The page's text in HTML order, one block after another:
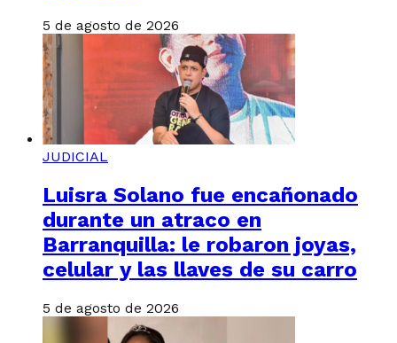
5 de agosto de 2026
JUDICIAL
Luisra Solano fue encañonado
durante un atraco en
Barranquilla: le robaron joyas,
celular y las llaves de su carro
5 de agosto de 2026